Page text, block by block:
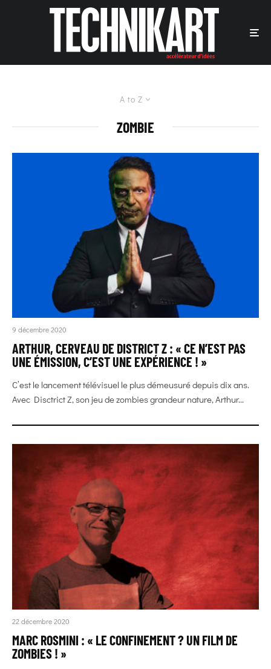
A to Z
ZOMBIE
9 décembre 2020
ARTHUR, CERVEAU DE DISTRICT Z : « CE N’EST PAS
UNE ÉMISSION, C’EST UNE EXPÉRIENCE ! »
C’est le lancement télévisuel le plus démeusuré depuis dix ans.
Avec Disctrict Z, son jeu de zombies grandeur nature, Arthur...
22 décembre 2020
MARC ROSMINI : « LE CONFINEMENT ? UN FILM DE
ZOMBIES ! »